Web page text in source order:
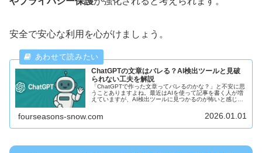
安全で安心な利用を心がけましょう。
ChatGPTの文章はバレる？AI検出ツールと見破
られない工夫を解説
「ChatGPTで作った文章ってバレるのかな？」と不安に思
うことありますよね。最近はAIを使って記事を書く人が増
えていますが、AI検出ツールに見つかるのが怖いと感じる
fourseasons-snow.com 2026.01.01